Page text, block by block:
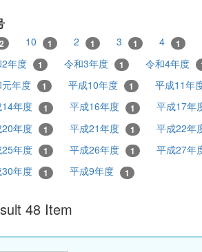
2 10 1 2 1 3 1 4 1
年度 1 令和3年度 1 令和4年度
年度 1 平成10年度 1
平成11年
年度
1 平成16年度 1
平成17年
年度
1 平成21年度 1
平成22年
年度
1 平成26年度 1
平成27年
年度
1 平成9年度 1
48 Item